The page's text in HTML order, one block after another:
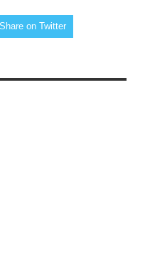
Share on Twitter